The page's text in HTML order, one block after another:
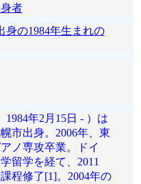
者
身の1984年生まれの
年2月15日 - ）は
市出身。2006年、東
ノ専攻卒業。ドイ
留学を経て、2011
程修了[1]。2004年の